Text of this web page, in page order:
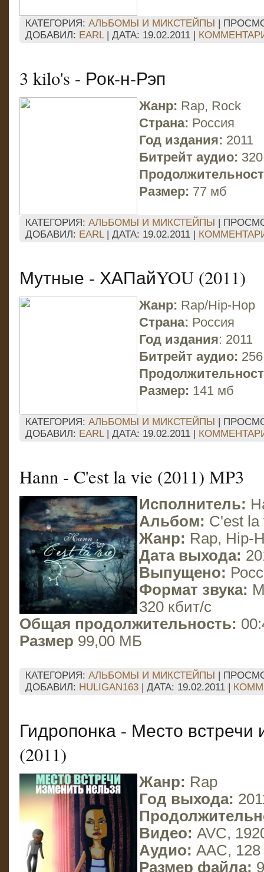
КАТЕГОРИЯ: АЛЬБОМЫ И МИКСТЕЙПЫ |
ДОБАВИЛ: EARL| ДАТА: 19.02.2011 |
3 kilo's - Рок-н-Рэп
Жанр: Rap, Rock
Страна: Россия
Год издания: 2011
Битрейт аудио:
Размер: 77 мб
КАТЕГОРИЯ: АЛЬБОМЫ И МИКСТЕЙПЫ |
ДОБАВИЛ: EARL| ДАТА: 19.02.2011 |
Мутные - ХАПайYOU (2011)
Жанр: Rap/Hip-Hop
Страна: Россия
Год издания: 2011
Битрейт аудио:
Размер: 141 мб
КАТЕГОРИЯ: АЛЬБОМЫ И МИКСТЕЙПЫ |
ДОБАВИЛ: EARL| ДАТА: 19.02.2011 |
Hann - C'est la vie (2011) MP3
Исполнитель:
Альбом: C'est la
Жанр: Rap, Hip-
Дата выхода:
Выпущено:
Формат звука:
320 кбит/с
Общая продолжительность:
Размер 99,00 МБ
КАТЕГОРИЯ: АЛЬБОМЫ И МИКСТЕЙПЫ |
ДОБАВИЛ: HULIGAN163 | ДАТА: 19.02.2011 |
Гидропонка - Место встречи
(2011)
Жанр: Rap
Год выхода:
Видео: AVC,
Аудио: AAC,
Размер файла: